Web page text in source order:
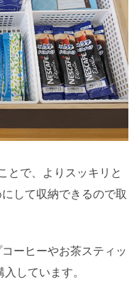
とで、よりスッキリと
して収納できるので取
ーヒーやお茶スティッ
しています。